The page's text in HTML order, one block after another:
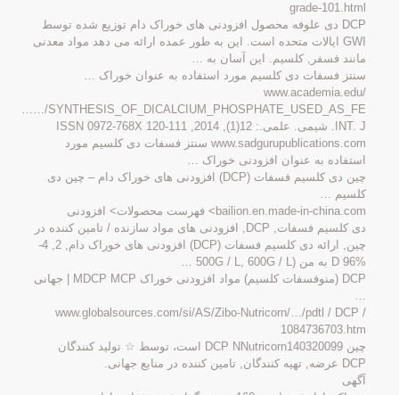
grade-101.html
DCP دی علوفه محصول افزودنی های خوراک دام توزیع شده توسط
GWI ایالات متحده است. این به طور عمده ارائه می دهد مواد معدنی
مانند فسفر, کلسیم. این آسان به …
سنتز فسفات دی کلسیم مورد استفاده به عنوان خوراک …
www.academia.edu/
…/SYNTHESIS_OF_DICALCIUM_PHOSPHATE_USED_AS_FE…
INT. J. شیمی. علمی.: 12(1), 2014, 111-120 ISSN 0972-768X
www.sadgurupublications.com سنتز فسفات دی کلسیم مورد
استفاده به عنوان افزودنی خوراک …
چین دی کلسیم فسفات (DCP) افزودنی های خوراک دام – چین دی
کلسیم …
bailion.en.made-in-china.com> فهرست محصولات> افزودنی
دی کلسیم فسفات, DCP, افزودنی های مواد سازنده / تامین کننده در
چین, ارائه دی کلسیم فسفات (DCP) افزودنی های خوراک دام, 2, 4-
D 96% به من (500G / L, 600G / L …
DCP (منوفسفات کلسیم) مواد افزودنی خوراک MDCP MCP | جهانی
…
www.globalsources.com/si/AS/Zibo-Nutricorn/…/pdtl / DCP /
1084736703.htm
چین DCP NNutricorn140320099 است، توسط ☆ تولید کنندگان
DCP عرضه, تهیه کنندگان, تامین کننده در منابع جهانی.
آگهی